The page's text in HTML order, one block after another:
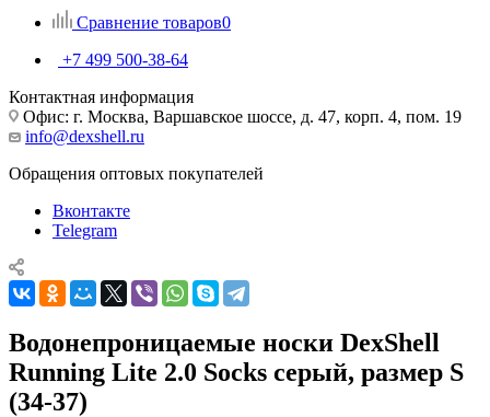
Сравнение товаров0
+7 499 500-38-64
Контактная информация
Офис: г. Москва, Варшавское шоссе, д. 47, корп. 4, пом. 19
info@dexshell.ru
Обращения оптовых покупателей
Вконтакте
Telegram
Водонепроницаемые носки DexShell
Running Lite 2.0 Socks серый, размер S
(34-37)